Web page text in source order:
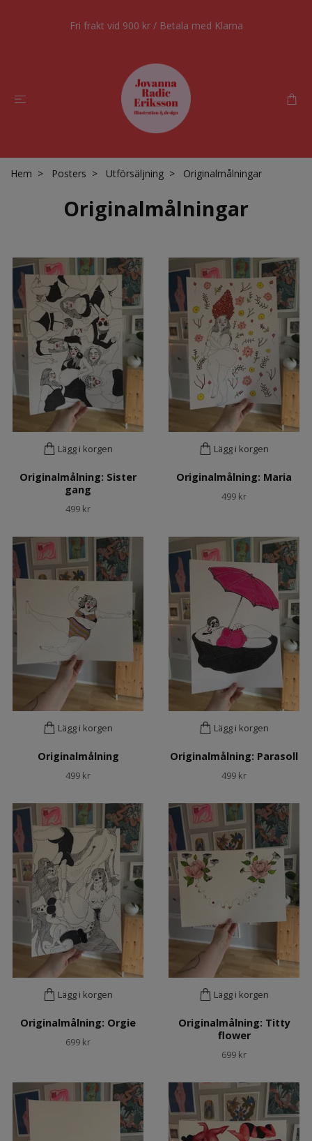
Fri frakt vid 900 kr / Betala med Klarna
Hem Posters Utförsäljning Originalmålningar
Originalmålningar
Lägg i korgen
Originalmålning: Sister
gang
499 kr
Lägg i korgen
Originalmålning: Maria
499 kr
Lägg i korgen
Originalmålning
499 kr
Lägg i korgen
Originalmålning: Parasoll
499 kr
Lägg i korgen
Originalmålning: Orgie
699 kr
Lägg i korgen
Originalmålning: Titty
flower
699 kr